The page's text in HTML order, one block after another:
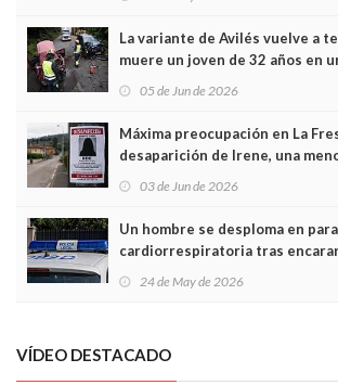
La variante de Avilés vuelve a
muere un joven de 32 años en
frontal
05 de Jun de 2026
Máxima preocupación en La
desaparición de Irene, una
03 de Jun de 2026
Un hombre se desploma en
cardiorrespiratoria tras
Local en Luanco
24 de May de 2026
VÍDEO DESTACADO